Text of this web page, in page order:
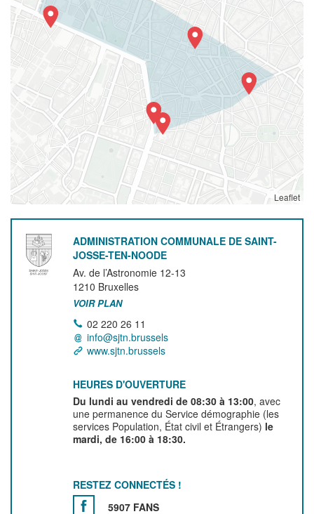
Leaflet
ADMINISTRATION COMMUNALE DE SAINT-
JOSSE-TEN-NOODE
Av. de l’Astronomie 12-13
1210 Bruxelles
VOIR PLAN
02 220 26 11
info@sjtn.brussels
www.sjtn.brussels
HEURES D'OUVERTURE
Du lundi au vendredi de 08:30 à 13:00, avec
une permanence du Service démographie (les
services Population, État civil et Étrangers) le
mardi, de 16:00 à 18:30.
RESTEZ CONNECTÉS !
5907 FANS